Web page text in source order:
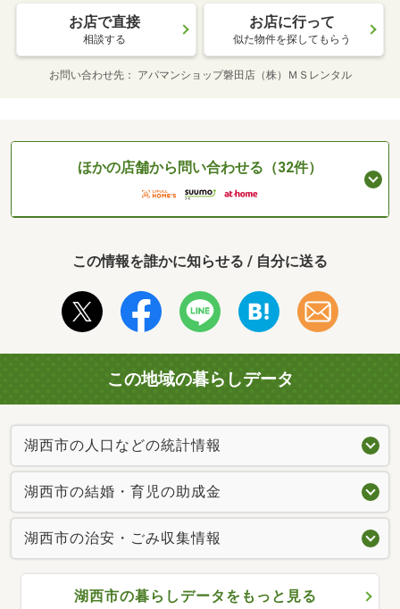
お店で直接
相談する
お店に行って
似た物件を探してもらう
お問い合わせ先 アパマンショップ磐田店（株）ＭＳレンタル
ほかの店舗から問い合わせる（32件）
この情報を誰かに知らせる / 自分に送る
この地域の暮らしデータ
湖西市の人口などの統計情報
湖西市の結婚・育児の助成金
湖西市の治安・ごみ収集情報
湖西市の暮らしデータをもっと見る